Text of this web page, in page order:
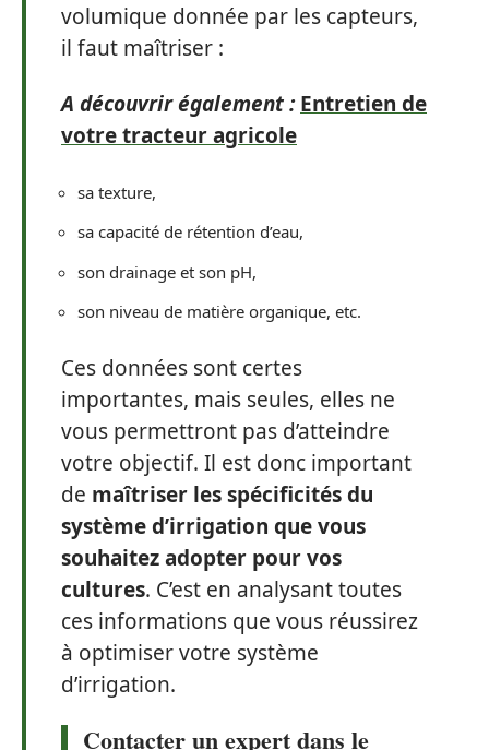
volumique donnée par les capteurs,
il faut maîtriser :
A découvrir également : Entretien de
votre tracteur agricole
sa texture,
sa capacité de rétention d’eau,
son drainage et son pH,
son niveau de matière organique, etc.
Ces données sont certes
importantes, mais seules, elles ne
vous permettront pas d’atteindre
votre objectif. Il est donc important
de maîtriser les spécificités du
système d’irrigation que vous
souhaitez adopter pour vos
cultures. C’est en analysant toutes
ces informations que vous réussirez
à optimiser votre système
d’irrigation.
Contacter un expert dans le